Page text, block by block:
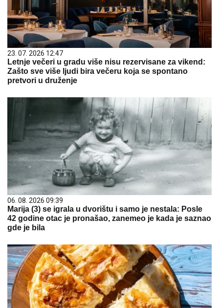
23. 07. 2026 12:47
Letnje večeri u gradu više nisu rezervisane za vikend:
Zašto sve više ljudi bira večeru koja se spontano
pretvori u druženje
06. 08. 2026 09:39
Marija (3) se igrala u dvorištu i samo je nestala: Posle
42 godine otac je pronašao, zanemeo je kada je saznao
gde je bila